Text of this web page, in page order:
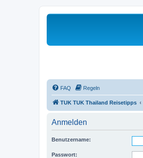
FAQ Regeln
TUK TUK Thailand Reisetipps
Anmelden
Benutzername:
Passwort: